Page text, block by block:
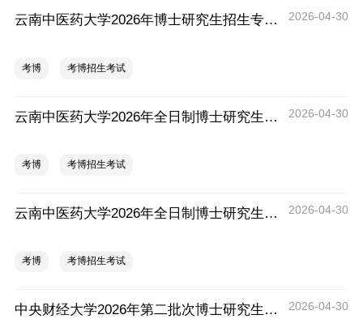
云南中医药大学2026年博士研究生招生专业目录 2026-04-30
考博 考博招生考试
云南中医药大学2026年全日制博士研究生招生通知 2026-04-30
考博 考博招生考试
云南中医药大学2026年全日制博士研究生招生章程 2026-04-30
考博 考博招生考试
中央财经大学2026年第二批次博士研究生招生相关事宜的通知 2026-04-30